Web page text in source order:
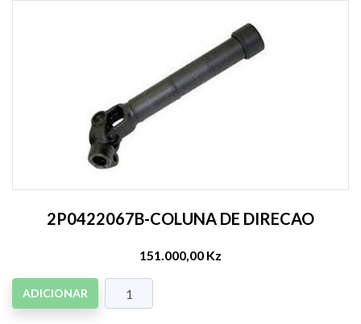
2P0422067B-COLUNA DE DIRECAO
151.000,00 Kz
ADICIONAR